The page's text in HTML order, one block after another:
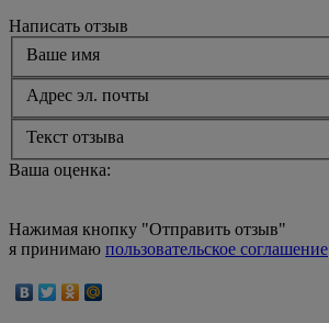
Написать отзыв
Ваше имя
Адрес эл. почты
Текст отзыва
Ваша оценка:
Нажимая кнопку "Отправить отзыв"
я принимаю пользовательское соглашение